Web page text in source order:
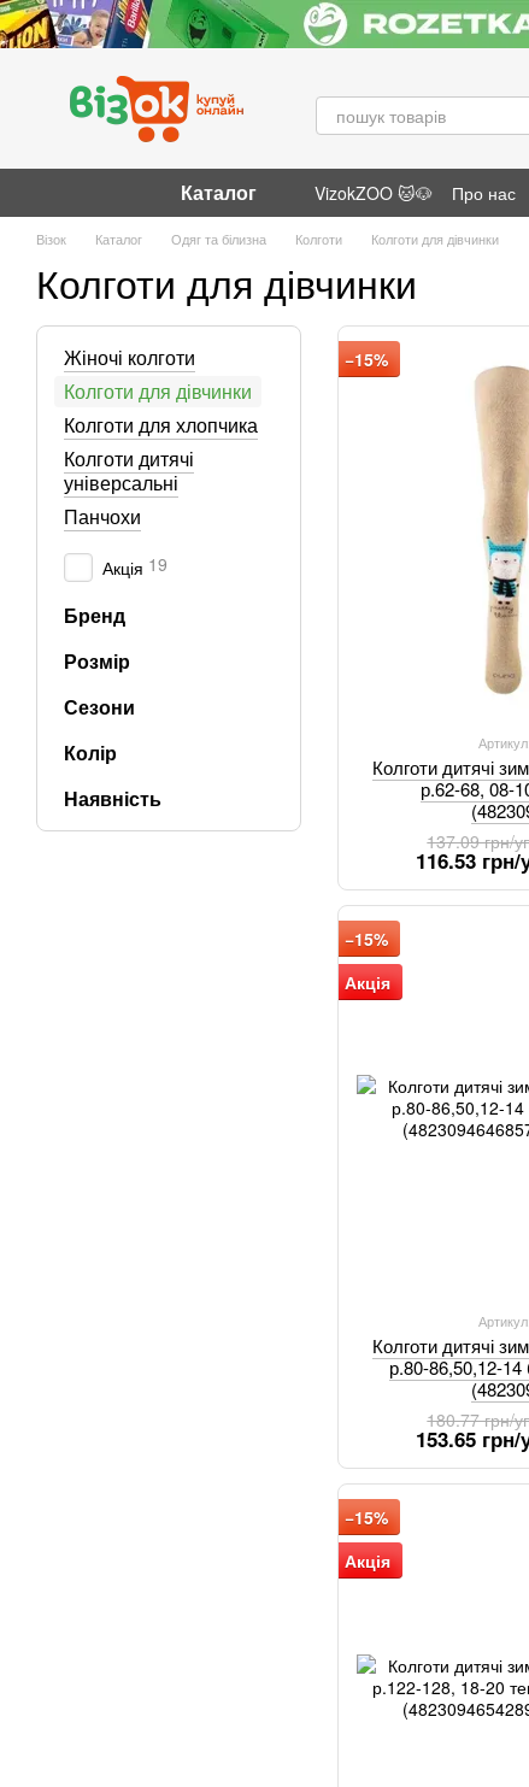
Перейти до основного контенту
Каталог VizokZOO 🐱🐶 Про нас
Відгуки про магазин
Візок Каталог Одяг та білизна Колготи Колготи для дівчинки
Колготи для дівчинки
−15%
Колготи дитячі
р.62-68, 08-
137.09 грн/
116.53 грн/
−15%
Акція
Колготи дитячі
р.80-86,50,12-14
180.77 грн/
153.65 грн/
−15%
Акція
Жіночі колготи
Колготи для дівчинки
Колготи для хлопчика
Колготи дитячі
універсальні
Панчохи
Акція 19
Бренд
Розмір
Сезони
Колір
Наявність